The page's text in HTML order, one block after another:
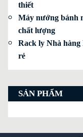
thiết
Máy nướng bánh
chất lượng
Rack ly Nhà hàng
rẻ
SẢN PHẨM